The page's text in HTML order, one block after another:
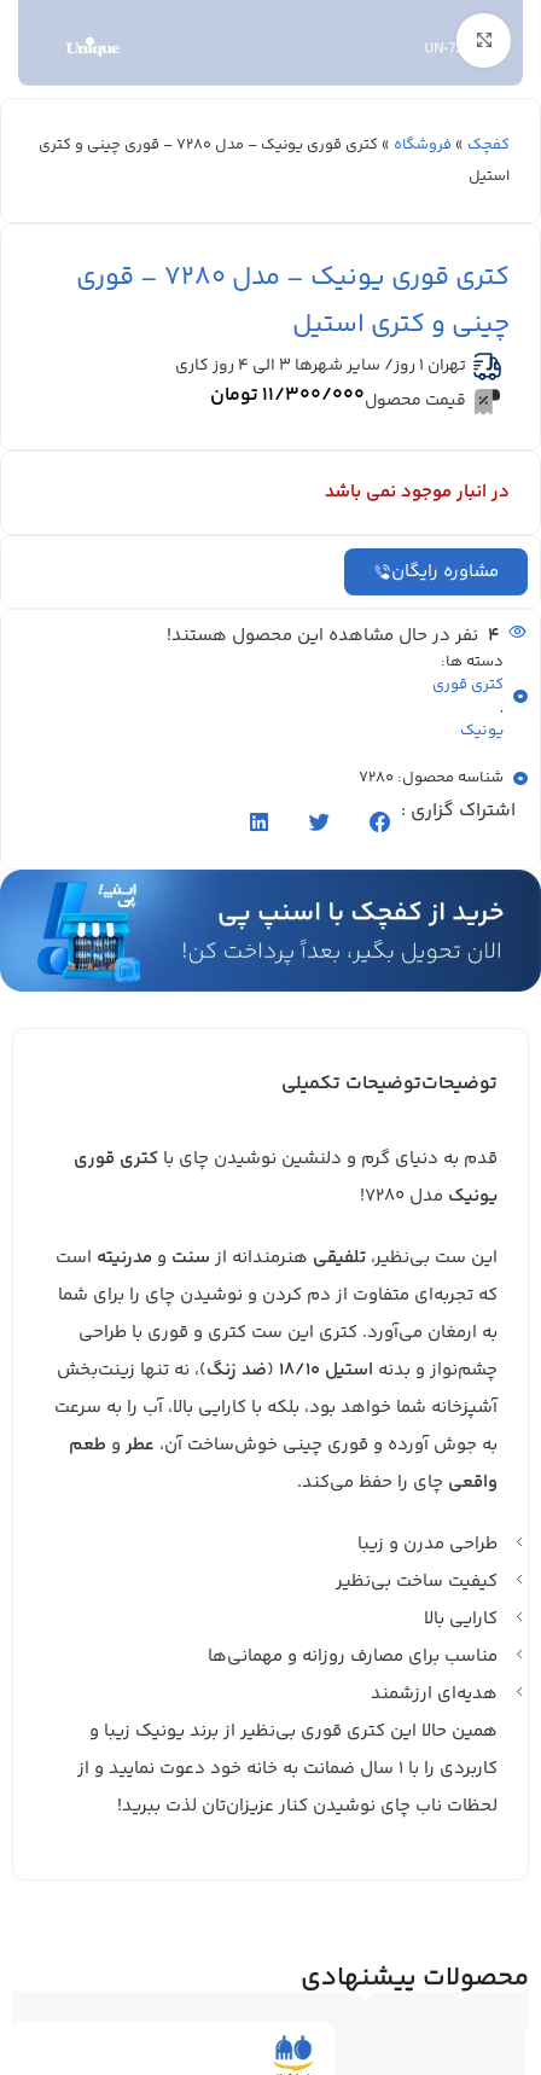
بزرگنمایی تصویر
کفچک » فروشگاه »
کتری قوری یونیک – مدل 7280 – قوری چینی و کتری
استیل
کتری قوری یونیک – مدل 7280 – قوری
چینی و کتری استیل
تهران 1 روز/ سایر شهرها ۳ الی ۴ روز کاری
قیمت محصول۱۱/۳۰۰/۰۰۰ تومان
در انبار موجود نمی باشد
مشاوره رایگان
4 نفر در حال مشاهده این محصول هستند!
دسته ها:
کتری قوری
,
یونیک
شناسه محصول: 7280
اشتراک گزاری :
توضیحاتتوضیحات تکمیلی
قدم به دنیای گرم و دلنشین نوشیدن چای با کتری قوری
یونیک مدل 7280!
این ست بی‌نظیر، تلفیقی هنرمندانه از سنت و مدرنیته است
که تجربه‌ای متفاوت از دم کردن و نوشیدن چای را برای شما
به ارمغان می‌آورد. کتری این ست کتری و قوری با طراحی
چشم‌نواز و بدنه استیل 18/10 (ضد زنگ)، نه تنها زینت‌بخش
آشپزخانه شما خواهد بود، بلکه با کارایی بالا، آب را به سرعت
به جوش آورده و قوری چینی خوش‌ساخت آن، عطر و طعم
واقعی چای را حفظ می‌کند.
طراحی مدرن و زیبا
کیفیت ساخت بی‌نظیر
کارایی بالا
مناسب برای مصارف روزانه و مهمانی‌ها
هدیه‌ای ارزشمند
همین حالا این کتری قوری بی‌نظیر از برند یونیک زیبا و
کاربردی را با 1 سال ضمانت به خانه خود دعوت نمایید و از
لحظات ناب چای نوشیدن کنار عزیزان‌تان لذت ببرید!
محصولات پیشنهادی